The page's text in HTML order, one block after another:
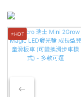
⭐HOT